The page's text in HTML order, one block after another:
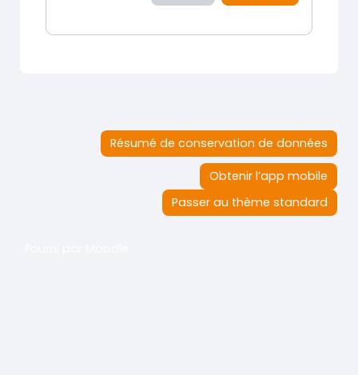
Résumé de conservation de données
Obtenir l’app mobile
Passer au thème standard